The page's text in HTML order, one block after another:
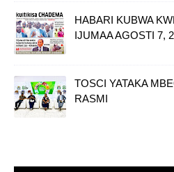
HABARI KUBWA
IJUMAA AGOSTI 7,
TOSCI YATAKA
RASMI